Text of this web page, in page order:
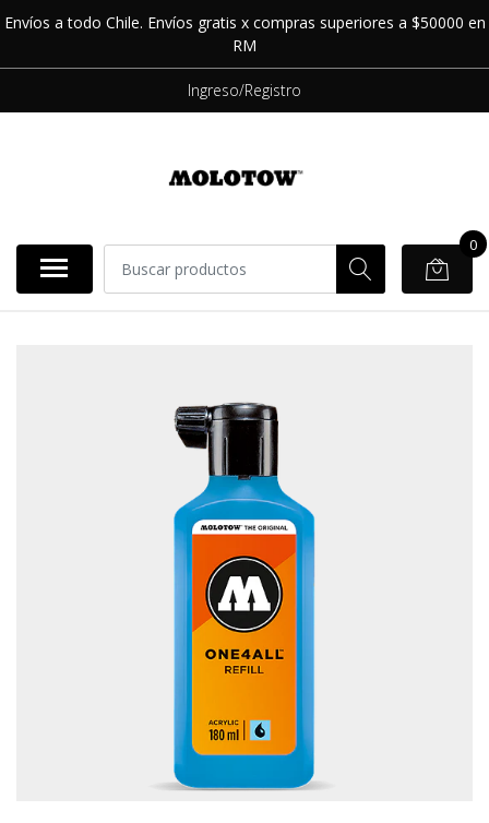
Envíos a todo Chile. Envíos gratis x compras superiores a $50000 en
RM
Ingreso/Registro
0